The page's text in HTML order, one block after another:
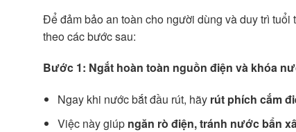
Để đảm bảo an toàn cho người dùng và duy trì tuổi
theo các bước sau:
Bước 1: Ngắt hoàn toàn nguồn điện và khóa
Ngay khi nước bắt đầu rút, hãy rút phích cắm
Việc này giúp ngăn rò điện, tránh nước bẩn